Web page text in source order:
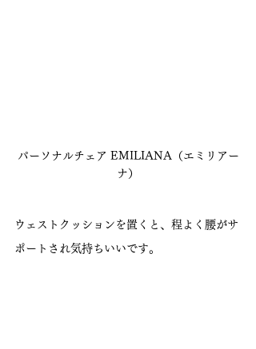
パーソナルチェア EMILIANA（エミリアー
ナ）
ウェストクッションを置くと、程よく腰がサ
ポートされ気持ちいいです。